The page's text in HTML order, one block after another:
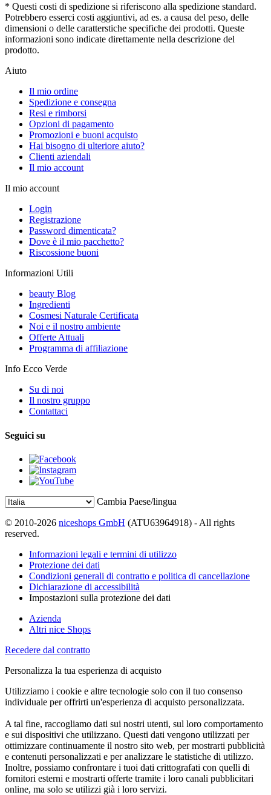
* Questi costi di spedizione si riferiscono alla spedizione standard.
Potrebbero esserci costi aggiuntivi, ad es. a causa del peso, delle
dimensioni o delle caratterstiche specifiche dei prodotti. Queste
informazioni sono indicate direttamente nella descrizione del
prodotto.
Aiuto
Il mio ordine
Spedizione e consegna
Resi e rimborsi
Opzioni di pagamento
Promozioni e buoni acquisto
Hai bisogno di ulteriore aiuto?
Clienti aziendali
Il mio account
Il mio account
Login
Registrazione
Password dimenticata?
Dove è il mio pacchetto?
Riscossione buoni
Informazioni Utili
beauty Blog
Ingredienti
Cosmesi Naturale Certificata
Noi e il nostro ambiente
Offerte Attuali
Programma di affiliazione
Info Ecco Verde
Su di noi
Il nostro gruppo
Contattaci
Seguici su
Cambia Paese/lingua
© 2010-2026 niceshops GmbH (ATU63964918) - All rights
reserved.
Informazioni legali e termini di utilizzo
Protezione dei dati
Condizioni generali di contratto e politica di cancellazione
Dichiarazione di accessibilità
Impostazioni sulla protezione dei dati
Azienda
Altri nice Shops
Recedere dal contratto
Personalizza la tua esperienza di acquisto
Utilizziamo i cookie e altre tecnologie solo con il tuo consenso
individuale per offrirti un'esperienza di acquisto personalizzata.
A tal fine, raccogliamo dati sui nostri utenti, sul loro comportamento
e sui dispositivi che utilizzano. Questi dati vengono utilizzati per
ottimizzare continuamente il nostro sito web, per mostrarti pubblicità
e contenuti personalizzati e per analizzare le statistiche di utilizzo.
Inoltre, possiamo confrontare i tuoi dati crittografati con quelli di
fornitori esterni e mostrarti offerte tramite i loro canali pubblicitari
online, ma solo se utilizzi già i loro servizi.